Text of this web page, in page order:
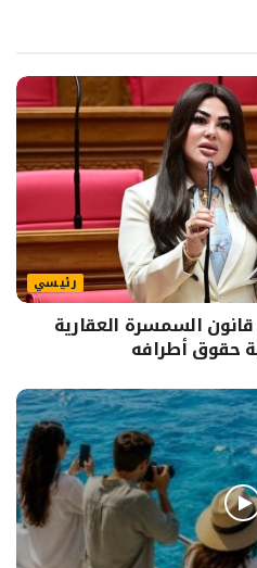
رئيسي
قانون السمسرة العقارية
حقوق أطرافه